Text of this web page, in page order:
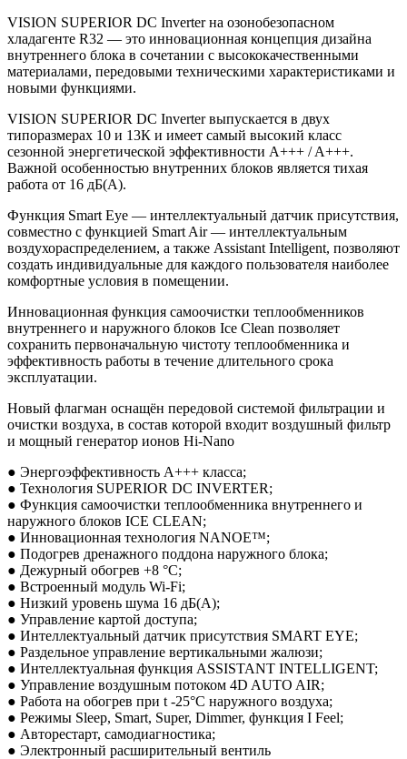
VISION SUPERIOR DC Inverter на озонобезопасном
хладагенте R32 — это инновационная концепция дизайна
внутреннего блока в сочетании с высококачественными
материалами, передовыми техническими характеристиками и
новыми функциями.
VISION SUPERIOR DC Inverter выпускается в двух
типоразмерах 10 и 13К и имеет самый высокий класс
сезонной энергетической эффективности A+++ / A+++.
Важной особенностью внутренних блоков является тихая
работа от 16 дБ(А).
Функция Smart Eye — интеллектуальный датчик присутствия,
совместно с функцией Smart Air — интеллектуальным
воздухораспределением, а также Assistant Intelligent, позволяют
создать индивидуальные для каждого пользователя наиболее
комфортные условия в помещении.
Инновационная функция самоочистки теплообменников
внутреннего и наружного блоков Ice Clean позволяет
сохранить первоначальную чистоту теплообменника и
эффективность работы в течение длительного срока
эксплуатации.
Новый флагман оснащён передовой системой фильтрации и
очистки воздуха, в состав которой входит воздушный фильтр
и мощный генератор ионов Hi-Nano
● Энергоэффективность А+++ класса;
● Технология SUPERIOR DC INVERTER;
● Функция самоочистки теплообменника внутреннего и
наружного блоков ICE CLEAN;
● Инновационная технология NANOE™;
● Подогрев дренажного поддона наружного блока;
● Дежурный обогрев +8 °С;
● Встроенный модуль Wi-Fi;
● Низкий уровень шума 16 дБ(А);
● Управление картой доступа;
● Интеллектуальный датчик присутствия SMART EYE;
● Раздельное управление вертикальными жалюзи;
● Интеллектуальная функция ASSISTANT INTELLIGENT;
● Управление воздушным потоком 4D AUTO AIR;
● Работа на обогрев при t -25°С наружного воздуха;
● Режимы Sleep, Smart, Super, Dimmer, функция I Feel;
● Авторестарт, самодиагностика;
● Электронный расширительный вентиль